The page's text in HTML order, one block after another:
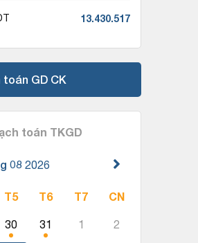
13.430.517
GD CK
toán TKGD
08 2026
T5 T6 T7 CN
30 31 1 2